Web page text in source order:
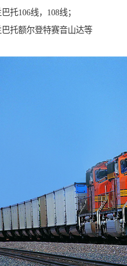
托106线，108线；
托额尔登特赛音山达等